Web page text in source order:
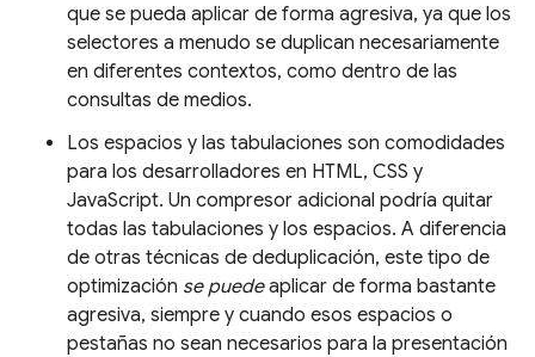
que se pueda aplicar de forma agresiva, ya que los
selectores a menudo se duplican necesariamente
en diferentes contextos, como dentro de las
consultas de medios.
Los espacios y las tabulaciones son comodidades
para los desarrolladores en HTML, CSS y
JavaScript. Un compresor adicional podría quitar
todas las tabulaciones y los espacios. A diferencia
de otras técnicas de deduplicación, este tipo de
optimización se puedeaplicar de forma bastante
agresiva, siempre y cuando esos espacios o
pestañas no sean necesarios para la presentación